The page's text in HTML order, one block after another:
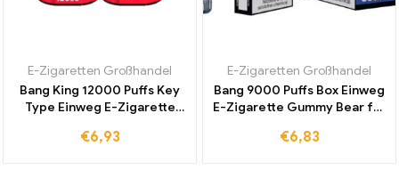
E-Zigaretten Großhandel
Bang King 12000 Puffs Key
Type Einweg E-Zigarette
Meistverkauft Duty-Free
€6,93
E-Zigaretten Großhandel
Bang 9000 Puffs Box Einweg
E-Zigarette Gummy Bear für
Geschmackserlebnis zum
€6,83